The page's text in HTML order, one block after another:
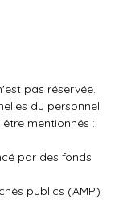
pas réservée.
du personnel
mentionnés :
par des fonds
publics (AMP)